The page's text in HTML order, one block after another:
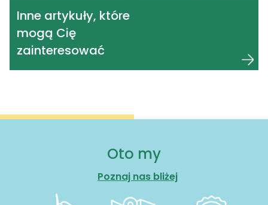
Inne artykuły, które
mogą Cię
zainteresować
Oto my
Poznaj nas bliżej